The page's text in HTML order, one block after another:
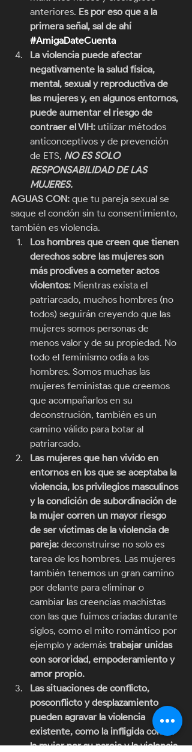
anteriores. Es por eso que a la
primera señal, sal de ahí
#AmigaDateCuenta
La violencia puede afectar
negativamente la salud física,
mental, sexual y reproductiva de
las mujeres y, en algunos entornos,
puede aumentar el riesgo de
contraer el VIH: utilizar métodos
anticonceptivos y de prevención
de ETS, NO ES SOLO
RESPONSABILIDAD DE LAS
MUJERES.
AGUAS CON: que tu pareja sexual se
saque el condón sin tu consentimiento,
también es violencia.
Los hombres que creen que tienen
derechos sobre las mujeres son
más proclives a cometer actos
violentos: Mientras exista el
patriarcado, muchos hombres (no
todos) seguirán creyendo que las
mujeres somos personas de
menos valor y de su propiedad. No
todo el feminismo odia a los
hombres. Somos muchas las
mujeres feministas que creemos
que acompañarlos en su
deconstrución, también es un
camino válido para botar al
patriarcado.
Las mujeres que han vivido en
entornos en los que se aceptaba la
violencia, los privilegios masculinos
y la condición de subordinación de
la mujer corren un mayor riesgo
de ser víctimas de la violencia de
pareja: deconstruirse no solo es
tarea de los hombres. Las mujeres
también tenemos un gran camino
por delante para eliminar o
cambiar las creencias machistas
con las que fuimos criadas durante
siglos, como el mito romántico por
ejemplo y además trabajar unidas
con sororidad, empoderamiento y
amor propio.
Las situaciones de conflicto,
posconflicto y desplazamiento
pueden agravar la violencia
existente, como la infligida contra
la mujer por su pareja y la violencia